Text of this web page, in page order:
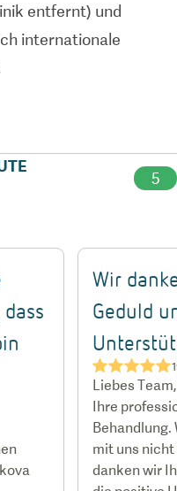
die Untersuchung
Da es
und die
sehr begehrt.
entfernt) und
internationale
5
Wir
Geduld
★★★★★
Liebes
Ihre
Behandlung.
mit uns
danken wir